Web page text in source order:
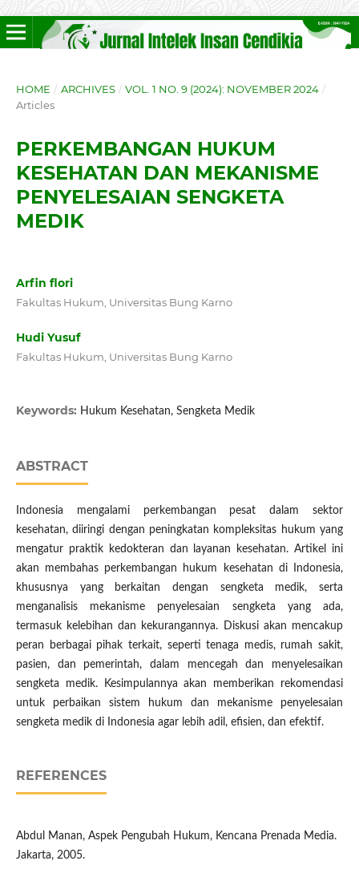
HOME / ARCHIVES / VOL. 1 NO. 9 (2024): NOVEMBER 2024 /
Articles
PERKEMBANGAN HUKUM
KESEHATAN DAN MEKANISME
PENYELESAIAN SENGKETA
MEDIK
Arfin flori
Fakultas Hukum, Universitas Bung Karno
Hudi Yusuf
Fakultas Hukum, Universitas Bung Karno
Keywords: Hukum Kesehatan, Sengketa Medik
ABSTRACT
Indonesia mengalami perkembangan pesat dalam sektor
kesehatan, diiringi dengan peningkatan kompleksitas hukum yang
mengatur praktik kedokteran dan layanan kesehatan. Artikel ini
akan membahas perkembangan hukum kesehatan di Indonesia,
khususnya yang berkaitan dengan sengketa medik, serta
menganalisis mekanisme penyelesaian sengketa yang ada,
termasuk kelebihan dan kekurangannya. Diskusi akan mencakup
peran berbagai pihak terkait, seperti tenaga medis, rumah sakit,
pasien, dan pemerintah, dalam mencegah dan menyelesaikan
sengketa medik. Kesimpulannya akan memberikan rekomendasi
untuk perbaikan sistem hukum dan mekanisme penyelesaian
sengketa medik di Indonesia agar lebih adil, efisien, dan efektif.
REFERENCES
Abdul Manan, Aspek Pengubah Hukum, Kencana Prenada Media.
Jakarta, 2005.